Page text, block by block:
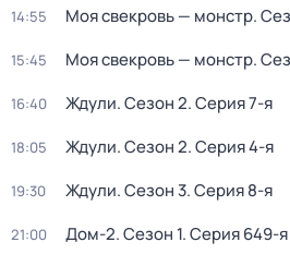
14:55 Моя свекровь — монстр.
15:45 Моя свекровь — монстр.
16:40 Ждули. Сезон 2. Серия 7-я
18:05 Ждули. Сезон 2. Серия 4-я
19:30 Ждули. Сезон 3. Серия 8-я
21:00 Дом-2. Сезон 1. Серия 649-я